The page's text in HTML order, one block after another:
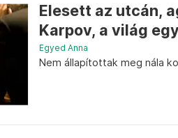
Elesett az utcán,
Karpov, a világ
Egyed Anna
Nem állapítottak meg nála